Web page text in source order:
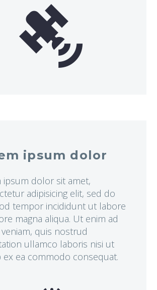


ipsum dolor
ipsum dolor sit amet,
adipisicing elit, sed do
tempor incididunt ut labore
magna aliqua. Ut enim ad
quis nostrud
ullamco laboris nisi ut
ex ea commodo consequat.